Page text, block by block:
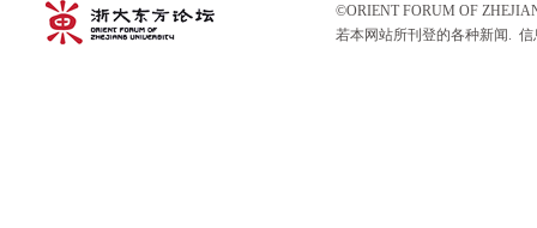
©ORIENT FORUM OF
若本网站所刊登的各种新闻.